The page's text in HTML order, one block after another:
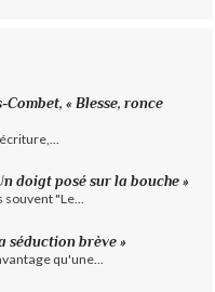
« Blesse, ronce
doigt posé sur la bouche »
souvent "Le...
séduction brève »
qu'une...